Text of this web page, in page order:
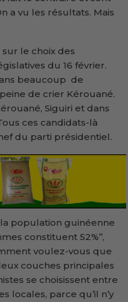
a vu les résultats. Mais
le choix des
du 16 février.
beaucoup de
de crier Kérouané.
Siguiri et dans
ces candidats-là
du parti présidentiel.
la population guinéenne
constituent 52%’’,
voulez-vous que
couches principales
se choisissent entre
locales, parce qu’il n’y